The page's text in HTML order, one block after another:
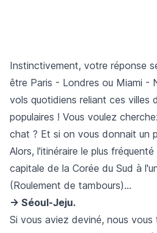
Instinctivement, votre réponse
être Paris - Londres ou Miami -
vols quotidiens reliant ces villes
populaires ! Vous voulez
chat ? Et si on vous donnait un
Alors, l'itinéraire le plus
capitale de la Corée du Sud à
(Roulement de tambours)...
-> Séoul-Jeju.
Si vous aviez deviné, nous